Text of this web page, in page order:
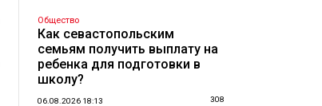
Общество
Как севастопольским
семьям получить выплату на
ребенка для подготовки в
школу?
06.08.2026 18:13 308